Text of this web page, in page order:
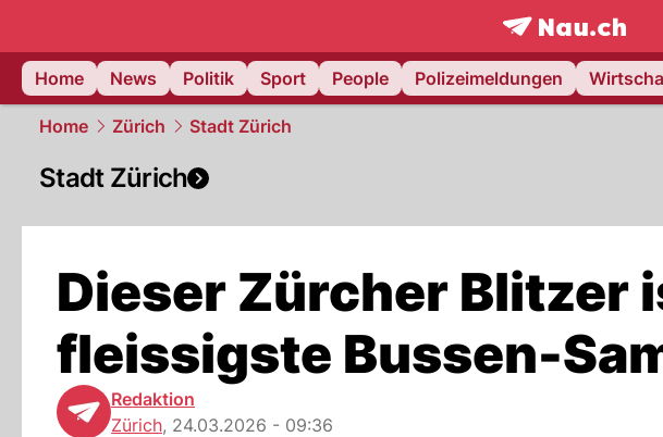
frontpage.NAU.ch
Home
News Politik Sport People Polizeimeldungen
Home Zürich Stadt Zürich
Stadt Zürich
Dieser Zürcher Blitzer
fleissigste Bussen-
Redaktion
Zürich, 24.03.2026 - 09:36